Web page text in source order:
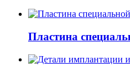
Пластина